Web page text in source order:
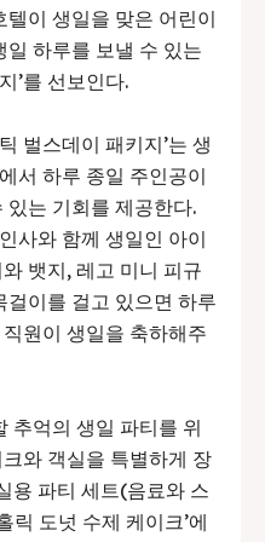
이 생일을 맞은 어린이
하루를 보낼 수 있는
’를 선보인다.
벌스데이 패키지’는 생
서 하루 종일 주인공이
있는 기회를 제공한다.
사와 함께 생일인 아이
뱃지, 레고 미니 피규
이를 걸고 있으면 하루
원이 생일을 축하해주
추억의 생일 파티를 위
와 객실을 특별하게 장
용 파티 세트(음료와 스
릭 도넛 수제 케이크’에